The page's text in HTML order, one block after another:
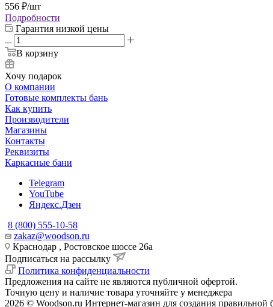
556 ₽/шт
Подробности
Гарантия низкой цены
В корзину
Хочу подарок
О компании
Готовые комплекты бань
Как купить
Производители
Магазины
Контакты
Реквизиты
Каркасные бани
Telegram
YouTube
Яндекс.Дзен
8 (800) 555-10-58
zakaz@woodson.ru
Краснодар , Ростовское шоссе 26а
Подписаться на рассылку
Политика конфиденциальности
Предложения на сайте не являются публичной офертой.
Точную цену и наличие товара уточняйте у менеджера
2026 © Woodson.ru Интернет-магазин для создания правильной